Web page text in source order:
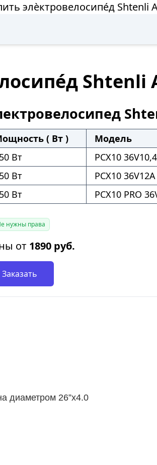
элѐктровелосипе́д Shtenli
Shtenli
( Вт ) Модель
Вт
PCX10
Вт
PCX10
Вт
PCX10 PRO
нужны права
от 1890 руб.
Заказать
диаметром 26”х4.0